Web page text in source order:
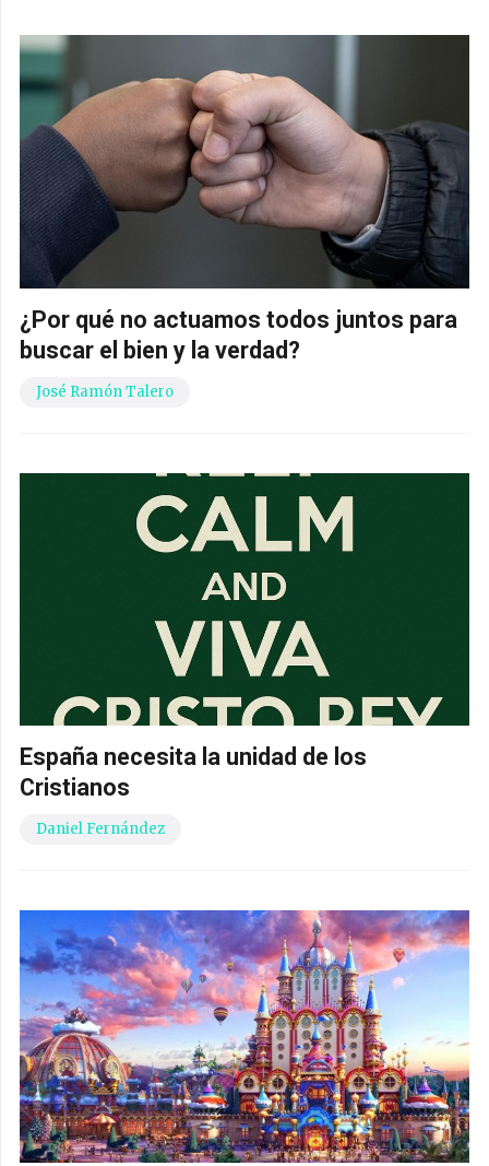
¿Por qué no actuamos todos juntos para
buscar el bien y la verdad?
José Ramón Talero
España necesita la unidad de los
Cristianos
Daniel Fernández